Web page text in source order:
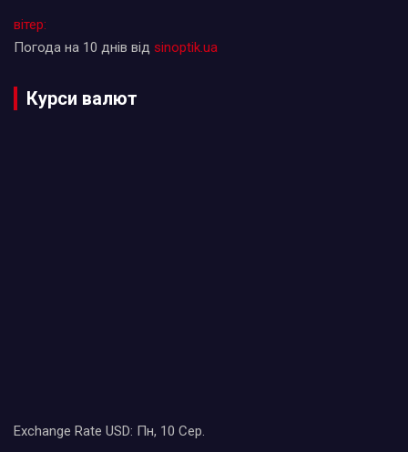
вітер:
Погода на 10 днів від sinoptik.ua
Курси валют
Exchange Rate USD: Пн, 10 Сер.